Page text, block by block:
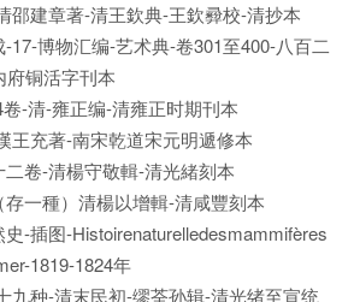
邵建章著-清王欽典-王欽彛校-清抄本
17-博物汇编-艺术典-卷301至400-八百二
铜活字刊本
-清-雍正编-清雍正时期刊本
王充著-南宋乾道宋元明遞修本
卷-清楊守敬輯-清光緒刻本
一種）清楊以增輯-清咸豐刻本
-插图-Histoirenaturelledesmammifères
1819-1824年
九种-清末民初-缪荃孙辑-清光绪至宣统